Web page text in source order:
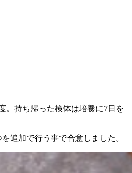
。持ち帰った検体は培養に7日を
追加で行う事で合意しました。